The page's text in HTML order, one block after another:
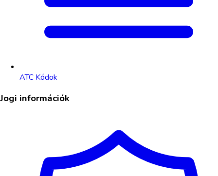
ATC Kódok
Jogi információk